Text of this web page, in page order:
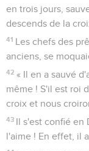
en trois jours,
descends de la
41 Les chefs des
anciens, se
42 « Il en a sauvé
même ! S'il est roi
croix et nous
43 Il s'est confié en
l'aime ! En effet, il